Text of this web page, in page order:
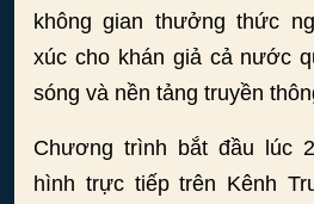
không gian thưởng thức
xúc cho khán giả cả nước
sóng và nền tảng truyền
Chương trình bắt đầu lúc
hình trực tiếp trên Kênh